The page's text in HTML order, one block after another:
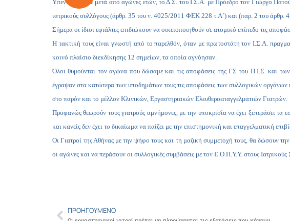
Υπενθυμίζουμε μετά από αγώνες ετών, το Δ.Σ. του Ι.Σ.Α. με Πρόεδρο τον Γιώργο
ιατρικούς συλλόγους (άρθρ. 35 του ν. 4025/2011 ΦΕΚ 228 τ.Α΄) και (παρ. 2 του
Σήμερα οι ίδιοι εφιάλτες επιδιώκουν να οικειοποιηθούν σε ατομικό επίπεδο τις
Η τακτική τους είναι γνωστή από το παρελθόν, όταν με πρωτοστάτη τον Ι.Σ.Α.
κοινό πλαίσιο διεκδίκησης 12 σημείων, τα οποία αγνόησαν.
Όλοι θυμούνται τον αγώνα που δώσαμε και τις αποφάσεις της ΓΣ του Π.Ι.Σ. και
έγραψαν στα κατώτερα των υποδημάτων τους τις αποφάσεις των συλλογικών
στο παρόν και το μέλλον Κλινικών, Εργαστηριακών Ελευθεροεπαγγελματιών Γιατρών.
Προφανώς θεωρούν τους γιατρούς αμνήμονες, με την υποκρισία να έχει ξεπεράσει
και κανείς δεν έχει το δικαίωμα να παίζει με την επιστημονική και επαγγελματική
Οι Γιατροί της Αθήνας με την ψήφο τους και τη μαζική συμμετοχή τους, θα δώσουν
οι αγώνες και να περάσουν οι συλλογικές συμβάσεις με τον Ε.Ο.Π.Υ.Υ. στους
Prev
ΠΡΟΗΓΟΎΜΕΝΟ